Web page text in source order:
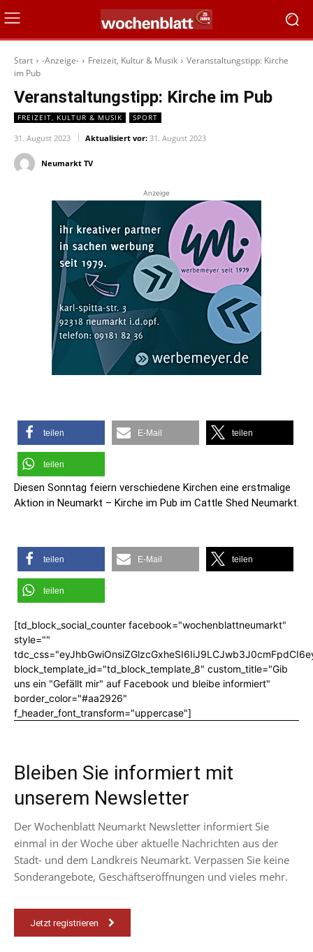
Start -Anzeige- Freizeit, Kultur & Musik
Veranstaltungstipp: Kirche
im Pub
Veranstaltungstipp: Kirche im Pub
FREIZEIT, KULTUR & MUSIK SPORT
31. August 2023 Aktualisiert vor: 31. August 2023
Neumarkt TV
Anzeige
teilen E-Mail teilen
teilen
Diesen Sonntag feiern verschiedene Kirchen eine erstmalige
Aktion in Neumarkt – Kirche im Pub im Cattle Shed Neumarkt.
teilen E-Mail teilen
teilen
[td_block_social_counter facebook="wochenblattneumarkt"
style=""
block_template_id="td_block_template_8" custom_title="Gib
uns ein "Gefällt mir" auf Facebook und bleibe informiert"
border_color="#aa2926"
f_header_font_transform="uppercase"]
Bleiben Sie informiert mit
unserem Newsletter
Der Wochenblatt Neumarkt Newsletter informiert Sie
einmal in der Woche über aktuelle Nachrichten aus der
Stadt- und dem Landkreis Neumarkt. Verpassen Sie keine
Sonderangebote, Geschäftseröffnungen und vieles mehr.
Jetzt registrieren